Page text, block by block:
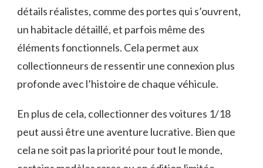
détails réalistes, comme des portes qui s’ouvrent,
un habitacle détaillé, et parfois même des
éléments fonctionnels. Cela permet aux
collectionneurs de ressentir une connexion plus
profonde avec l’histoire de chaque véhicule.
En plus de cela, collectionner des voitures 1/18
peut aussi être une aventure lucrative. Bien que
cela ne soit pas la priorité pour tout le monde,